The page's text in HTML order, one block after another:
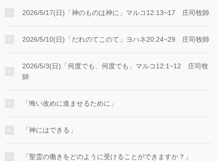
2026/5/17(日)「神のものは神に」マルコ12:13~17 庄司牧師
2026/5/10(日)「だれのてこのて」ヨハネ20:24~29 庄司牧師
2026/5/3(日)「何度でも、何度でも」マルコ12:1~12 庄司牧
師
「悔い改めに進ませるために」
「神にはできる」
「聖霊の働きをどのように受けることができますか？」